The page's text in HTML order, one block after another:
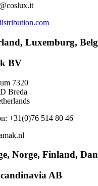
Luxemburg,
BV
7320
Breda
+31(0)76 514 80 46
Norge, Finland,
AB